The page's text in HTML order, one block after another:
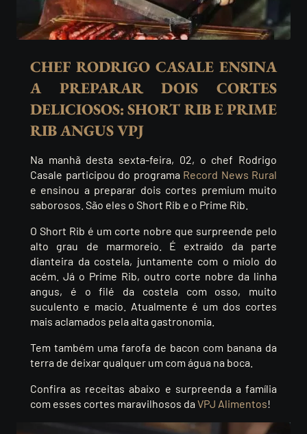
CHEF RODRIGO CASALE ENSINA
A PREPARAR DOIS CORTES
DELICIOSOS: SHORT RIB E PRIME
RIB ANGUS VPJ
Na manhã desta sexta-feira, 02, o chef Rodrigo
Casale participou do programa Record News Rural
e ensinou a preparar dois cortes premium muito
saborosos. São eles o Short Rib e o Prime Rib.
O Short Rib é um corte nobre que surpreende pelo
alto grau de marmoreio. É extraído da parte
dianteira da costela, juntamente com o miolo do
acém. Já o Prime Rib, outro corte nobre da linha
angus, é o filé da costela com osso, muito
suculento e macio. Atualmente é um dos cortes
mais aclamados pela alta gastronomia.
Tem também uma farofa de bacon com banana da
terra de deixar qualquer um com água na boca.
Confira as receitas abaixo e surpreenda a família
com esses cortes maravilhosos da VPJ Alimentos!